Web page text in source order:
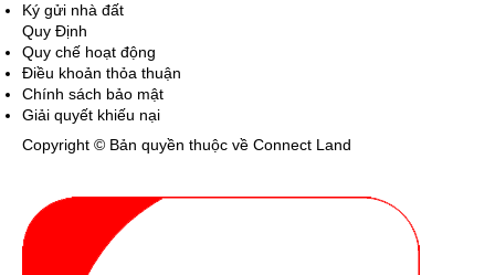
Ký gửi nhà đất
Quy Định
Quy chế hoạt động
Điều khoản thỏa thuận
Chính sách bảo mật
Giải quyết khiếu nại
Copyright © Bản quyền thuộc về Connect Land